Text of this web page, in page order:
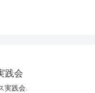
践会
実践会.